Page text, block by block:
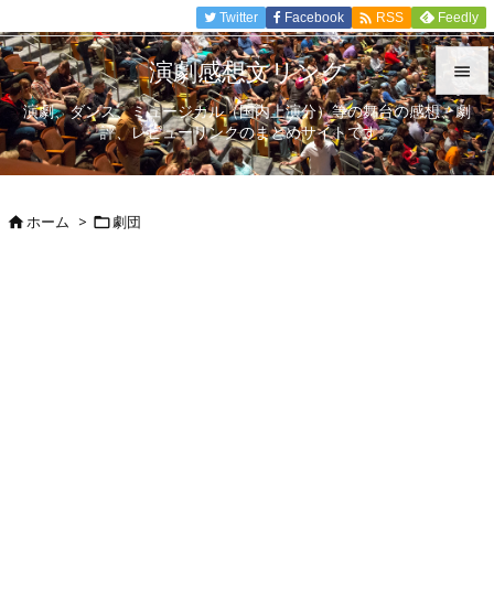


メニュ

Twitter Facebook  RSS Feedly
演劇感想文リンク
演劇、ダンス、ミュージカル（国内上演分）等の舞台の感想、劇
評、レビューリンクのまとめサイトです。
ホーム > 劇団